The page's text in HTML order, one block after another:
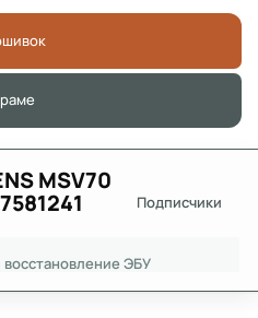
MSV70
Подписчики
восстановление ЭБУ